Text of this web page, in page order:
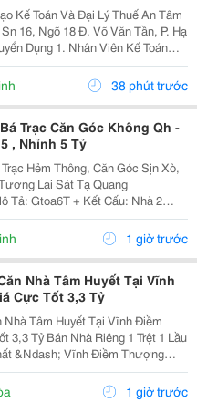
Kế Toán Và Đại Lý Thuế An Tâm
16, Ngõ 18 Đ. Võ Văn Tần, P. Hạ
Toán Thuế...
38 phút trước
Trạc Căn Góc Không Qh -
, Nhỉnh 5 Tỷ
Hẻm Thông, Căn Góc Sịn Xò,
Lai Sát Tạ Quang
Tả: Gtoa6T + Kết Cấu: Nhà 2
Phòng. + Vị Trí: Ngay Dương Bá
Bửu, Âu Dương Lân, Nguyễn Thị
1 giờ trước
Nhà Tâm Huyết Tại Vĩnh
Cực Tốt 3,3 Tỷ
Nhà Tâm Huyết Tại Vĩnh Điềm
1 Trệt 1 Lầu
&Ndash; Vĩnh Điềm Thượng
Cách Đường 23/10 Chỉ 50M Hẻm Thông Thoáng, Kết...
1 giờ trước